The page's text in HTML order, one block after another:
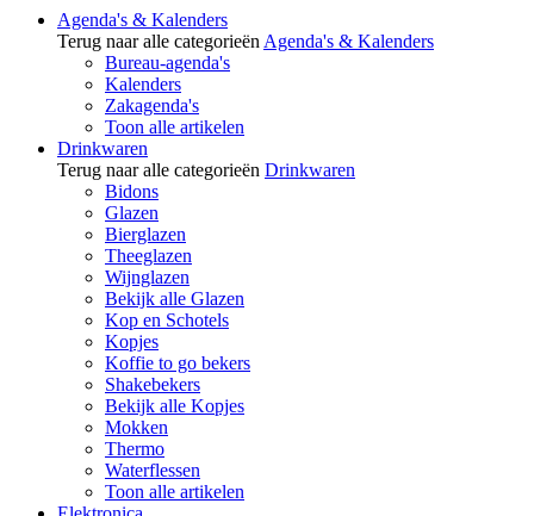
Agenda's & Kalenders
Terug naar alle categorieën Agenda's & Kalenders
Bureau-agenda's
Kalenders
Zakagenda's
Toon alle artikelen
Drinkwaren
Terug naar alle categorieën Drinkwaren
Bidons
Glazen
Bierglazen
Theeglazen
Wijnglazen
Bekijk alle Glazen
Kop en Schotels
Kopjes
Koffie to go bekers
Shakebekers
Bekijk alle Kopjes
Mokken
Thermo
Waterflessen
Toon alle artikelen